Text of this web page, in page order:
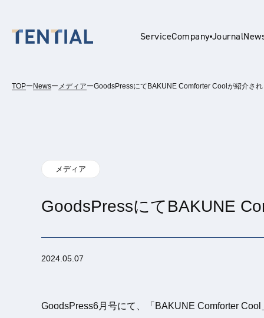
ServiceCompanyJournal
TOPー Newsー メディアーGoodsPressにてBAKUNE Comforter Coolが紹介され
メディア
GoodsPressにてBAKUNE
2024.05.07
GoodsPress6月号にて、「BAKUNE Comforter Cool